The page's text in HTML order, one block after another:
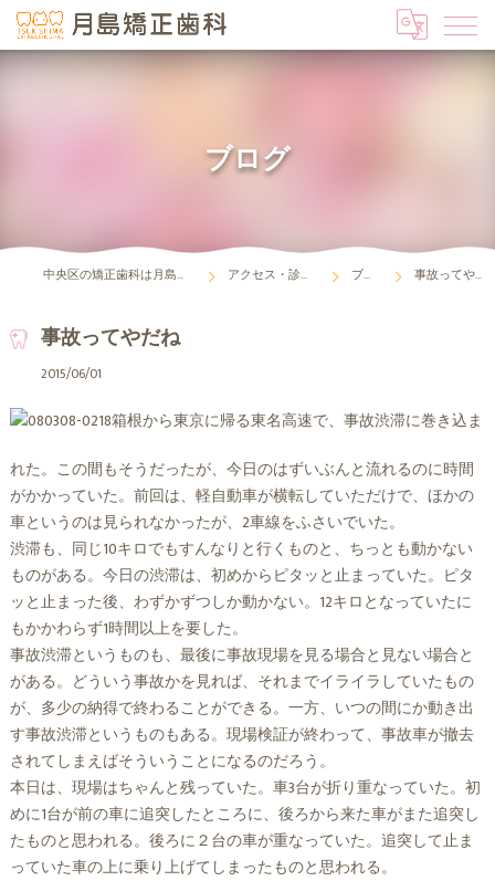
ブログ
中央区の矯正歯科は月島矯正歯科 アクセス・診療時間 ブログ 事故ってやだね
事故ってやだね
2015/06/01
箱根から東京に帰る東名高速で、事故渋滞に巻き込ま
れた。この間もそうだったが、今日のはずいぶんと流れるのに時間
がかかっていた。前回は、軽自動車が横転していただけで、ほかの
車というのは見られなかったが、2車線をふさいでいた。
渋滞も、同じ10キロでもすんなりと行くものと、ちっとも動かない
ものがある。今日の渋滞は、初めからピタッと止まっていた。ピタ
ッと止まった後、わずかずつしか動かない。12キロとなっていたに
もかかわらず1時間以上を要した。
事故渋滞というものも、最後に事故現場を見る場合と見ない場合と
がある。どういう事故かを見れば、それまでイライラしていたもの
が、多少の納得で終わることができる。一方、いつの間にか動き出
す事故渋滞というものもある。現場検証が終わって、事故車が撤去
されてしまえばそういうことになるのだろう。
本日は、現場はちゃんと残っていた。車3台が折り重なっていた。初
めに1台が前の車に追突したところに、後ろから来た車がまた追突し
たものと思われる。後ろに２台の車が重なっていた。追突して止ま
っていた車の上に乗り上げてしまったものと思われる。